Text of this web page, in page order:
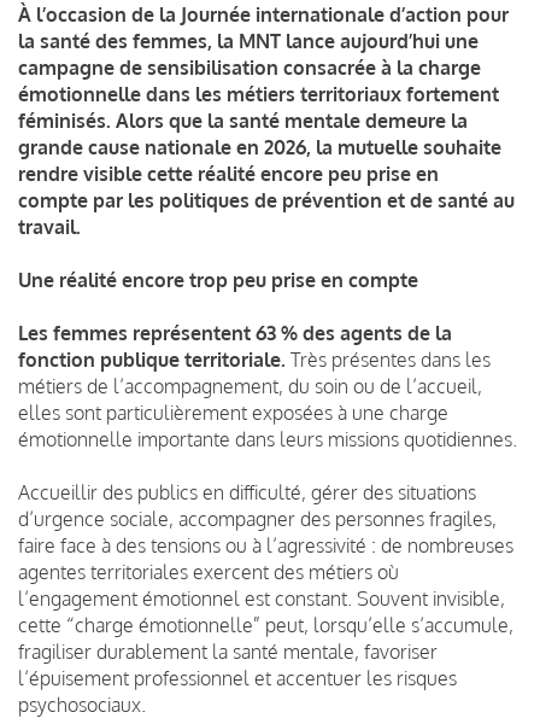
À l’occasion de la Journée internationale d’action pour
la santé des femmes, la MNT lance aujourd’hui une
campagne de sensibilisation consacrée à la charge
émotionnelle dans les métiers territoriaux fortement
féminisés. Alors que la santé mentale demeure la
grande cause nationale en 2026, la mutuelle souhaite
rendre visible cette réalité encore peu prise en
compte par les politiques de prévention et de santé au
travail.
Une réalité encore trop peu prise en compte
Les femmes représentent 63 % des agents de la
fonction publique territoriale. Très présentes dans les
métiers de l’accompagnement, du soin ou de l’accueil,
elles sont particulièrement exposées à une charge
émotionnelle importante dans leurs missions quotidiennes.
Accueillir des publics en difficulté, gérer des situations
d’urgence sociale, accompagner des personnes fragiles,
faire face à des tensions ou à l’agressivité : de nombreuses
agentes territoriales exercent des métiers où
l’engagement émotionnel est constant. Souvent invisible,
cette “charge émotionnelle” peut, lorsqu’elle s’accumule,
fragiliser durablement la santé mentale, favoriser
l’épuisement professionnel et accentuer les risques
psychosociaux.